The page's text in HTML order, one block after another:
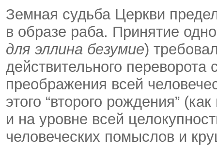
Земная судьба Церкви
в образе раба. Принятие
для эллина безумие)
действительного переворота
преображения всей
этого “второго рождения”
и на уровне всей
человеческих помыслов и